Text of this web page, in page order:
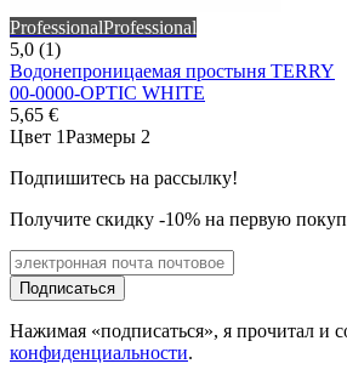
ProfessionalProfessional
5,0 (1)
Водонепроницаемая простыня TERRY
00-0000-OPTIC WHITE
5,65 €
Цвет 1Размеры 2
Подпишитесь на рассылку!
Получите скидку -10% на первую
Подписаться
Нажимая «подписаться», я прочитал и
конфиденциальности.